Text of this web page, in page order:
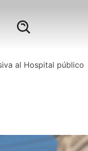
al Hospital público